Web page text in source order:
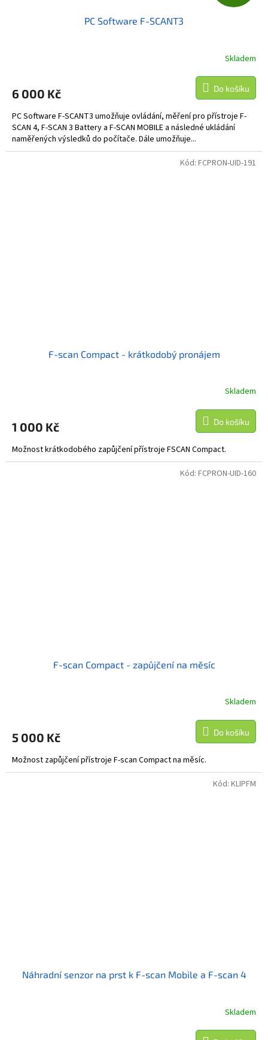
D
R
M
A
PC Software F-SCANT3
Skladem
6 000 Kč Do košíku
PC Software F-SCANT3 umožňuje ovládání, měření pro přístroje F-
SCAN 4, F-SCAN 3 Battery a F-SCAN MOBILE a následné ukládání
naměřených výsledků do počítače. Dále umožňuje...
F-scan Compact - krátkodobý pronájem
Skladem
1 000 Kč Do košíku
Možnost krátkodobého zapůjčení přístroje FSCAN Compact.
Kód: FCPRON-UID-191
F-scan Compact - zapůjčení na měsíc
Skladem
5 000 Kč Do košíku
Možnost zapůjčení přístroje F-scan Compact na měsíc.
Kód: FCPRON-UID-160
Náhradní senzor na prst k F-scan Mobile a F-scan 4
Skladem
Kód: KLIPFM